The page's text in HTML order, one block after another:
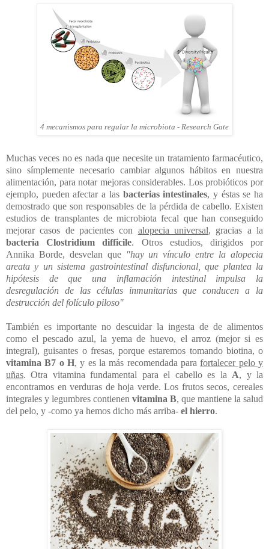
4 mecanismos para regular la microbiota - Research Gate
Muchas veces no es nada que necesite un tratamiento farmacéutico,
sino símplemente necesario cambiar algunos hábitos en nuestra
alimentación, para notar mejoras considerables. Los probióticos por
ejemplo, pueden afectar a las bacterias intestinales, y éstas se ha
demostrado que son responsables de la pérdida de cabello. Existen
estudios de transplantes de microbiota fecal que han conseguido
mejorar casos de pacientes con alopecia universal, gracias a la
bacteria Clostridium difficile. Otros estudios, dirigidos por
Annika Borde, desvelan que "hay un vínculo entre la alopecia
areata y un sistema gastrointestinal disfuncional, que plantea la
hipótesis de que una inflamación intestinal impulsa la
desregulación de las células inmunitarias que conducen a la
destrucción del folículo piloso"
También es importante no descuidar la ingesta de de alimentos
como el pescado azul, la yema de huevo, el arroz (mejor si es
integral), guisantes o fresas, porque estaremos tomando biotina, o
vitamina B7 o H, y es la más recomendada parafortalecer pelo y
uñas. Otra vitamina fundamental para el cabello es la A, y la
encontramos en verduras de hoja verde. Los frutos secos, cereales
integrales y legumbres contienen vitamina B, que mantiene la salud
del pelo, y -como ya hemos dicho más arriba- el hierro.